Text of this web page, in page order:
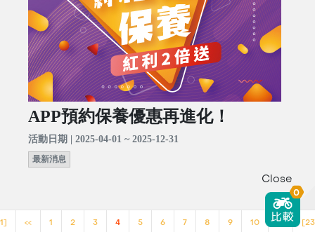
APP預約保養優惠再進化！
活動日期 | 2025-04-01 ~ 2025-12-31
最新消息
<< 1 2 3 4 5 6 7 8 9 10 >>
Close
0